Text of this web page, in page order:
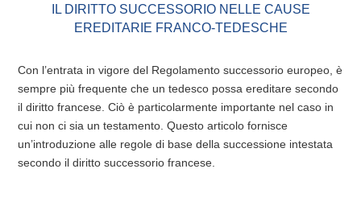
IL DIRITTO SUCCESSORIO NELLE CAUSE
EREDITARIE FRANCO-TEDESCHE
Con l’entrata in vigore del Regolamento successorio europeo, è
sempre più frequente che un tedesco possa ereditare secondo
il diritto francese. Ciò è particolarmente importante nel caso in
cui non ci sia un testamento. Questo articolo fornisce
un’introduzione alle regole di base della successione intestata
secondo il diritto successorio francese.